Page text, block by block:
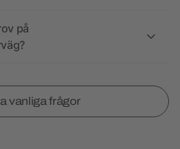
på
vanliga frågor